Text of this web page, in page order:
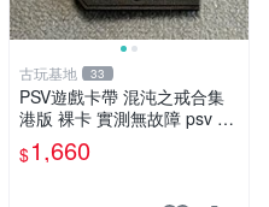
古玩基地 33
PSV遊戲卡帶 混沌之戒合集
港版 裸卡 實測無故障 psv 測
試正常 港版合集
$1,660